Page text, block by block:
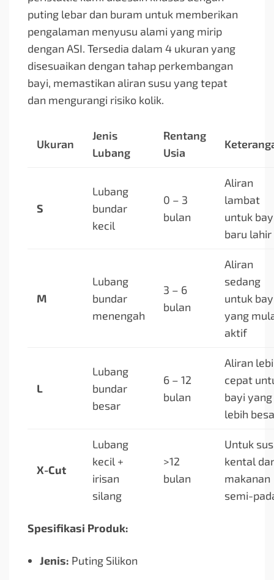
puting lebar dan buram untuk memberikan
pengalaman menyusu alami yang mirip
dengan ASI. Tersedia dalam 4 ukuran yang
disesuaikan dengan tahap perkembangan
bayi, memastikan aliran susu yang tepat
dan mengurangi risiko kolik.
Ukuran
Jenis
Lubang
Rentang
Usia
S
Lubang
bundar
kecil
0 – 3
bulan
Aliran
lambat
untuk
baru lahir
M
Lubang
bundar
menengah
3 – 6
bulan
Aliran
sedang
untuk
yang
aktif
L
Lubang
bundar
besar
6 – 12
bulan
Aliran
cepat
bayi yang
lebih
X-Cut
Lubang
kecil +
irisan
silang
>12
bulan
Untuk
kental
makanan
semi-
Spesifikasi Produk:
Jenis: Puting Silikon